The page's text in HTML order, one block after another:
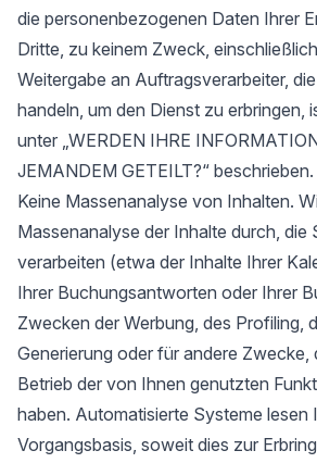
die personenbezogenen Daten Ihrer
Dritte, zu keinem Zweck,
Weitergabe an Auftragsverarbeiter,
handeln, um den Dienst zu erbringen,
unter „WERDEN IHRE
JEMANDEM GETEILT?“ beschrieben.
Keine Massenanalyse von Inhalten.
Massenanalyse der Inhalte durch, die
verarbeiten (etwa der Inhalte Ihrer
Ihrer Buchungsantworten oder Ihrer
Zwecken der Werbung, des Profiling,
Generierung oder für andere Zwecke,
Betrieb der von Ihnen genutzten
haben. Automatisierte Systeme lesen
Vorgangsbasis, soweit dies zur